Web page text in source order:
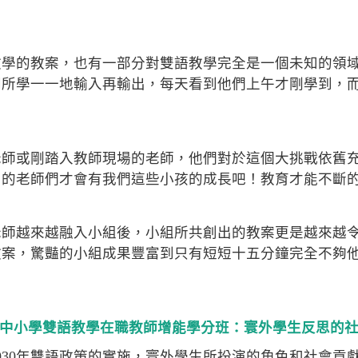
的教案，也有一部分對雙語教學完全是一個未知的領
學一一地輸入再輸出，每天看到他們上午才剛學到，
或剛踏入教師現場的老師，他們對於這個大挑戰依舊
老師們才會有我們這些小孩的成長吧！教育才能不斷
越來越融入小組後，小組所共創出的教案更是越來越
，驚豔的小組成果豐富到只有短短十五分鐘完全不夠
小學雙語教學在職教師增能學分班： 寰外學生反思的